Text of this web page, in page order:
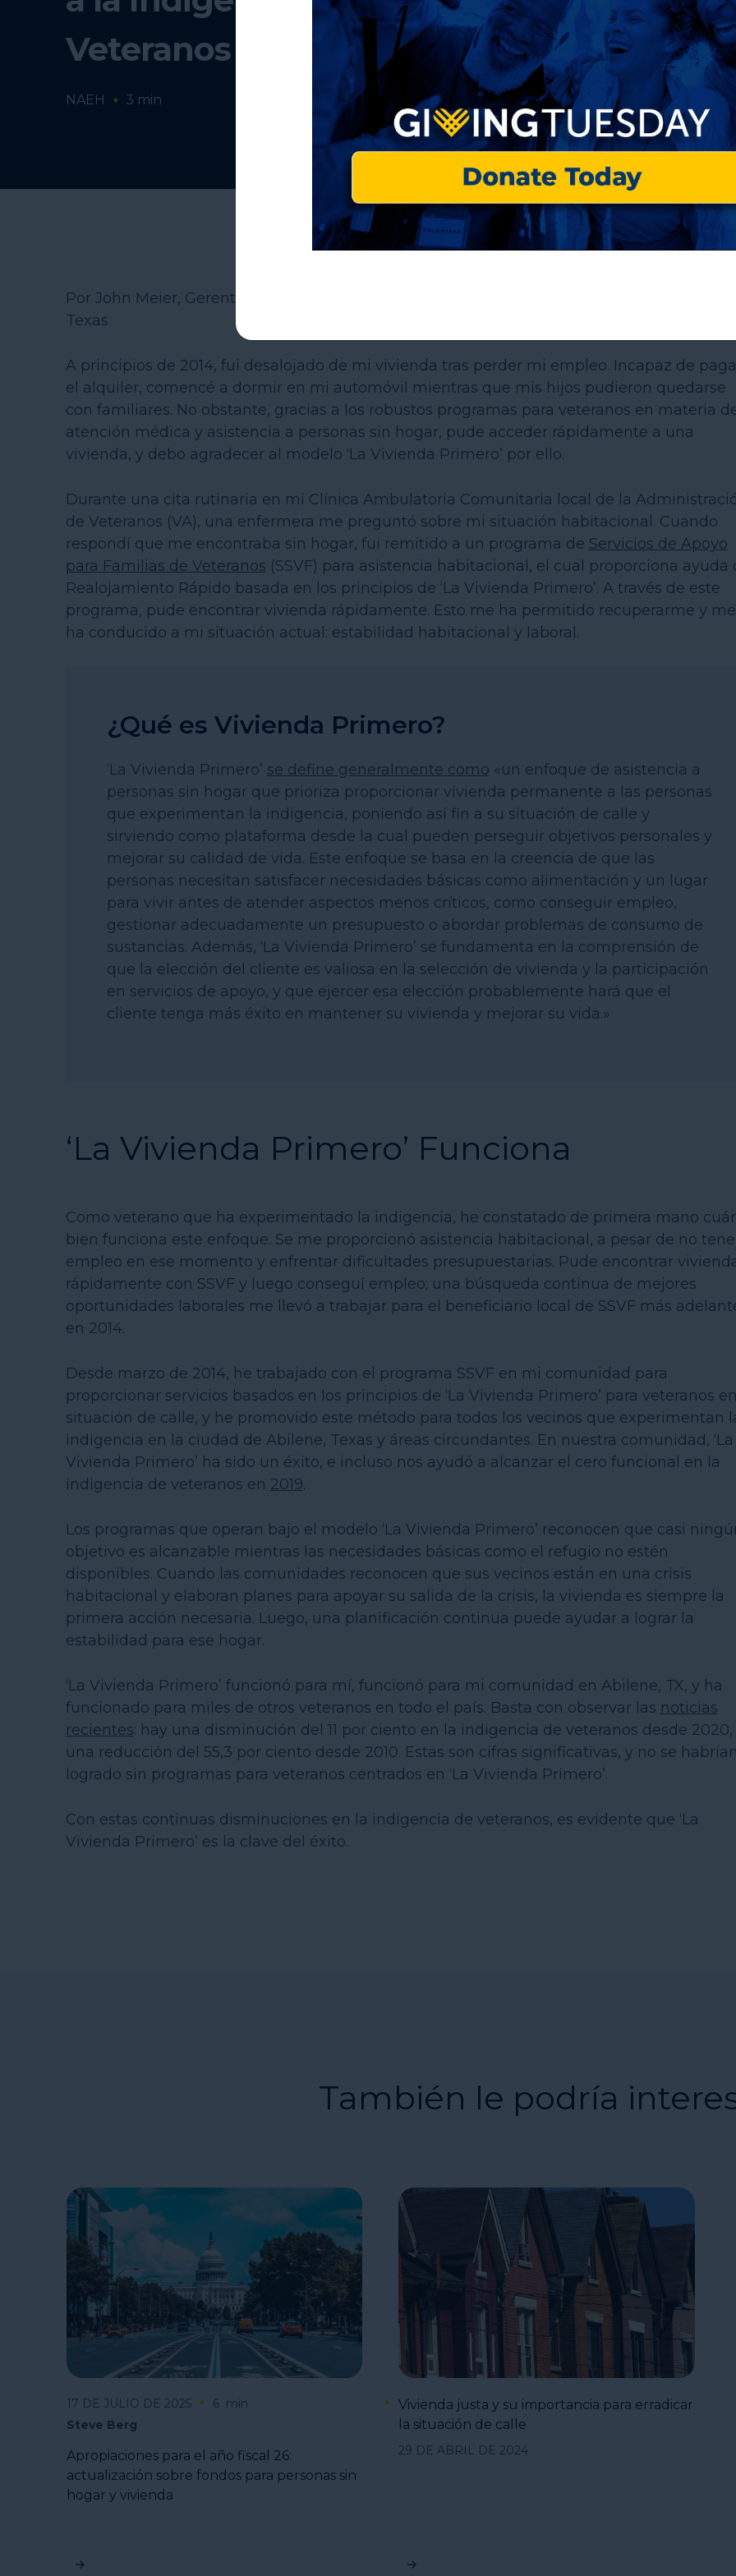
Veteranos
NAEH 3 min
Por John Meier, Gerente del Programa SSVF de la Fundación Regional del Centro Oeste de
Texas
A principios de 2014, fui desalojado de mi vivienda tras perder mi empleo. Incapaz de
el alquiler, comencé a dormir en mi automóvil mientras que mis hijos pudieron quedarse
con familiares. No obstante, gracias a los robustos programas para veteranos en materia
atención médica y asistencia a personas sin hogar, pude acceder rápidamente a una
vivienda, y debo agradecer al modelo ‘La Vivienda Primero’ por ello.
Durante una cita rutinaria en mi Clínica Ambulatoria Comunitaria local de la
de Veteranos (VA), una enfermera me preguntó sobre mi situación habitacional. Cuando
respondí que me encontraba sin hogar, fui remitido a un programa de Servicios de Apoyo
para Familias de Veteranos (SSVF) para asistencia habitacional, el cual proporciona ayuda
Realojamiento Rápido basada en los principios de ‘La Vivienda Primero’. A través de este
programa, pude encontrar vivienda rápidamente. Esto me ha permitido recuperarme y me
ha conducido a mi situación actual: estabilidad habitacional y laboral.
¿Qué es Vivienda Primero?
‘La Vivienda Primero’ se define generalmente como «un enfoque de asistencia a
personas sin hogar que prioriza proporcionar vivienda permanente a las personas
que experimentan la indigencia, poniendo así fin a su situación de calle y
sirviendo como plataforma desde la cual pueden perseguir objetivos personales y
mejorar su calidad de vida. Este enfoque se basa en la creencia de que las
personas necesitan satisfacer necesidades básicas como alimentación y un lugar
para vivir antes de atender aspectos menos críticos, como conseguir empleo,
gestionar adecuadamente un presupuesto o abordar problemas de consumo de
sustancias. Además, ‘La Vivienda Primero’ se fundamenta en la comprensión de
que la elección del cliente es valiosa en la selección de vivienda y la participación
en servicios de apoyo, y que ejercer esa elección probablemente hará que el
cliente tenga más éxito en mantener su vivienda y mejorar su vida.»
‘La Vivienda Primero’ Funciona
Como veterano que ha experimentado la indigencia, he constatado de primera mano
bien funciona este enfoque. Se me proporcionó asistencia habitacional, a pesar de no
empleo en ese momento y enfrentar dificultades presupuestarias. Pude encontrar
rápidamente con SSVF y luego conseguí empleo; una búsqueda continua de mejores
oportunidades laborales me llevó a trabajar para el beneficiario local de SSVF más
en 2014.
Desde marzo de 2014, he trabajado con el programa SSVF en mi comunidad para
proporcionar servicios basados en los principios de ‘La Vivienda Primero’ para veteranos
situación de calle, y he promovido este método para todos los vecinos que experimentan
indigencia en la ciudad de Abilene, Texas y áreas circundantes. En nuestra comunidad, ‘La
Vivienda Primero’ ha sido un éxito, e incluso nos ayudó a alcanzar el cero funcional en la
indigencia de veteranos en 2019.
Los programas que operan bajo el modelo ‘La Vivienda Primero’ reconocen que casi
objetivo es alcanzable mientras las necesidades básicas como el refugio no estén
disponibles. Cuando las comunidades reconocen que sus vecinos están en una crisis
habitacional y elaboran planes para apoyar su salida de la crisis, la vivienda es siempre la
primera acción necesaria. Luego, una planificación continua puede ayudar a lograr la
estabilidad para ese hogar.
‘La Vivienda Primero’ funcionó para mí, funcionó para mi comunidad en Abilene, TX, y ha
funcionado para miles de otros veteranos en todo el país. Basta con observar las noticias
recientes: hay una disminución del 11 por ciento en la indigencia de veteranos desde 2020,
una reducción del 55,3 por ciento desde 2010. Estas son cifras significativas, y no se
logrado sin programas para veteranos centrados en ‘La Vivienda Primero’.
Con estas continuas disminuciones en la indigencia de veteranos, es evidente que ‘La
Vivienda Primero’ es la clave del éxito.
También le podría
17 DE JULIO DE 2025 6 min
Steve Berg
Apropiaciones para el año fiscal 26:
actualización sobre fondos para personas sin
hogar y vivienda
Vivienda justa y su importancia para erradicar
la situación de calle
29 DE ABRIL DE 2024